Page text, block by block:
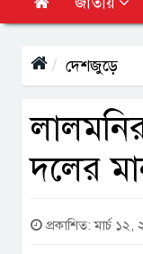
দেশজুড়ে
দলের
প্রকাশিত: মার্চ